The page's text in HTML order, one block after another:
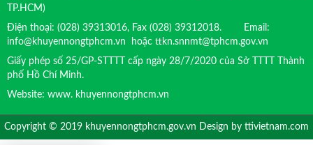
TP.HCM)
Điện thoại: (028) 39313016, Fax (028) 39312018. Email:
info@khuyennongtphcm.vn hoặc ttkn.snnmt@tphcm.gov.vn
Giấy phép số 25/GP-STTTT cấp ngày 28/7/2020 của Sở TTTT Thành
phố Hồ Chí Minh.
Website: www. khuyennongtphcm.vn
Copyright © 2019 khuyennongtphcm.gov.vn Design by ttivietnam.com